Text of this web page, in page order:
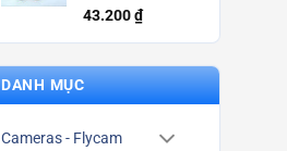
43.200₫
DANH MỤC
Cameras - Flycam